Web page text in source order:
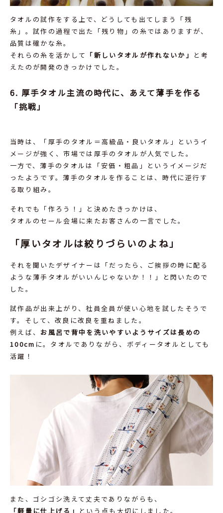
タオルの試作をする上で、どうしても出てしまう「残
糸」。試作の過程で出た「残り物」の糸ではありますが、
品質は確かな糸。
それらの糸を活かして 「新しいタオルが作れないか」
と考
えたのが開発のきっかけでした。
6. 厚手タオル主流の時代に、あえて薄手を作る
「挑戦」
当時は、「厚手のタオル＝高級品・良いタオル」というイ
メージが強く、市場では厚手のタオルが人気でした。
一方で、薄手のタオルは「安価・粗品」というイメージだ
ったようです。薄手のタオルを作ることは、時代に逆行す
る取り組み。
それでも「作ろう！」と決めたきっかけは、
タオルのセール会場に来たお客さんの一言でした。
「厚いタオルは絞りづらいのよね」
それを聞いたデザイナーは「だったら、ご挨拶の時に配る
ような薄手タオルがいいんじゃないか！！」と閃いたので
した。
試作品が出来上がり、社員全員が使い心地を試したそうで
す。そして、改良に改良を重ねました。
例えば、 お風呂で背中を洗いやすいようサイズは長めの
100cm に。タオルでありながら、ボディータオルとしても
活躍！
また、ゴシゴシ洗えて丈夫でありながらも、
「軽量に仕上げる」
という点も大切にしました。